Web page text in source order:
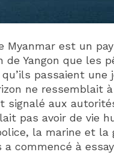
est un
Yangon que les
passaient une
ne ressemblait
signalé aux
pas avoir de vie
la marine et la
commencé à